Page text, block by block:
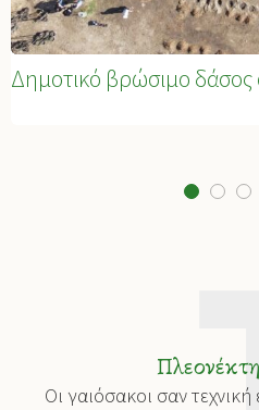
Δημοτικό βρώσιμο δάσος
Οι γαιόσακοι σαν τεχνική